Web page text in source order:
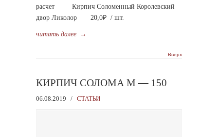
расчет Кирпич Соломенный Королевский
двор Ликолор 20,0₽ / шт.
читать далее →
Вверх
КИРПИЧ СОЛОМА М — 150
06.08.2019 / СТАТЬИ